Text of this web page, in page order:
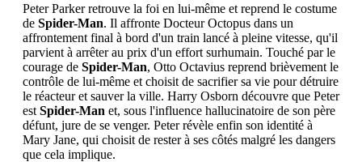
Peter Parker retrouve la foi en lui-même et reprend le costume
de Spider-Man. Il affronte Docteur Octopus dans un
affrontement final à bord d'un train lancé à pleine vitesse, qu'il
parvient à arrêter au prix d'un effort surhumain. Touché par le
courage de Spider-Man, Otto Octavius reprend brièvement le
contrôle de lui-même et choisit de sacrifier sa vie pour détruire
le réacteur et sauver la ville. Harry Osborn découvre que Peter
est Spider-Man et, sous l'influence hallucinatoire de son père
défunt, jure de se venger. Peter révèle enfin son identité à
Mary Jane, qui choisit de rester à ses côtés malgré les dangers
que cela implique.